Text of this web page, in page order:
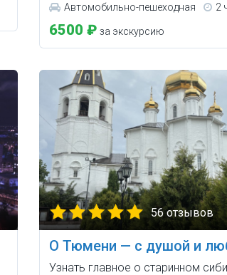
Автомобильно-пешеходная
2
6500 ₽ за экскурсию
56 отзывов
О Тюмени — с душой и
Узнать главное о старинном